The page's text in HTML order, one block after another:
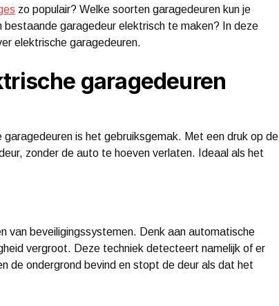
zo populair? Welke soorten garagedeuren kun je
garagedeur elektrisch te maken? In deze
elektrische garagedeuren.
garagedeuren
is het gebruiksgemak. Met een druk op de
zonder de auto te hoeven verlaten. Ideaal als het
van beveiligingssystemen. Denk aan automatische
vergroot. Deze techniek detecteert namelijk of er
de ondergrond bevind en stopt de deur als dat het